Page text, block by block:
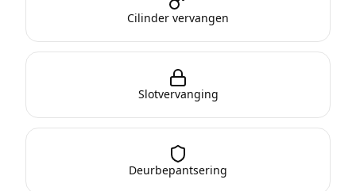
Cilinder vervangen
Slotvervanging
Deurbepantsering